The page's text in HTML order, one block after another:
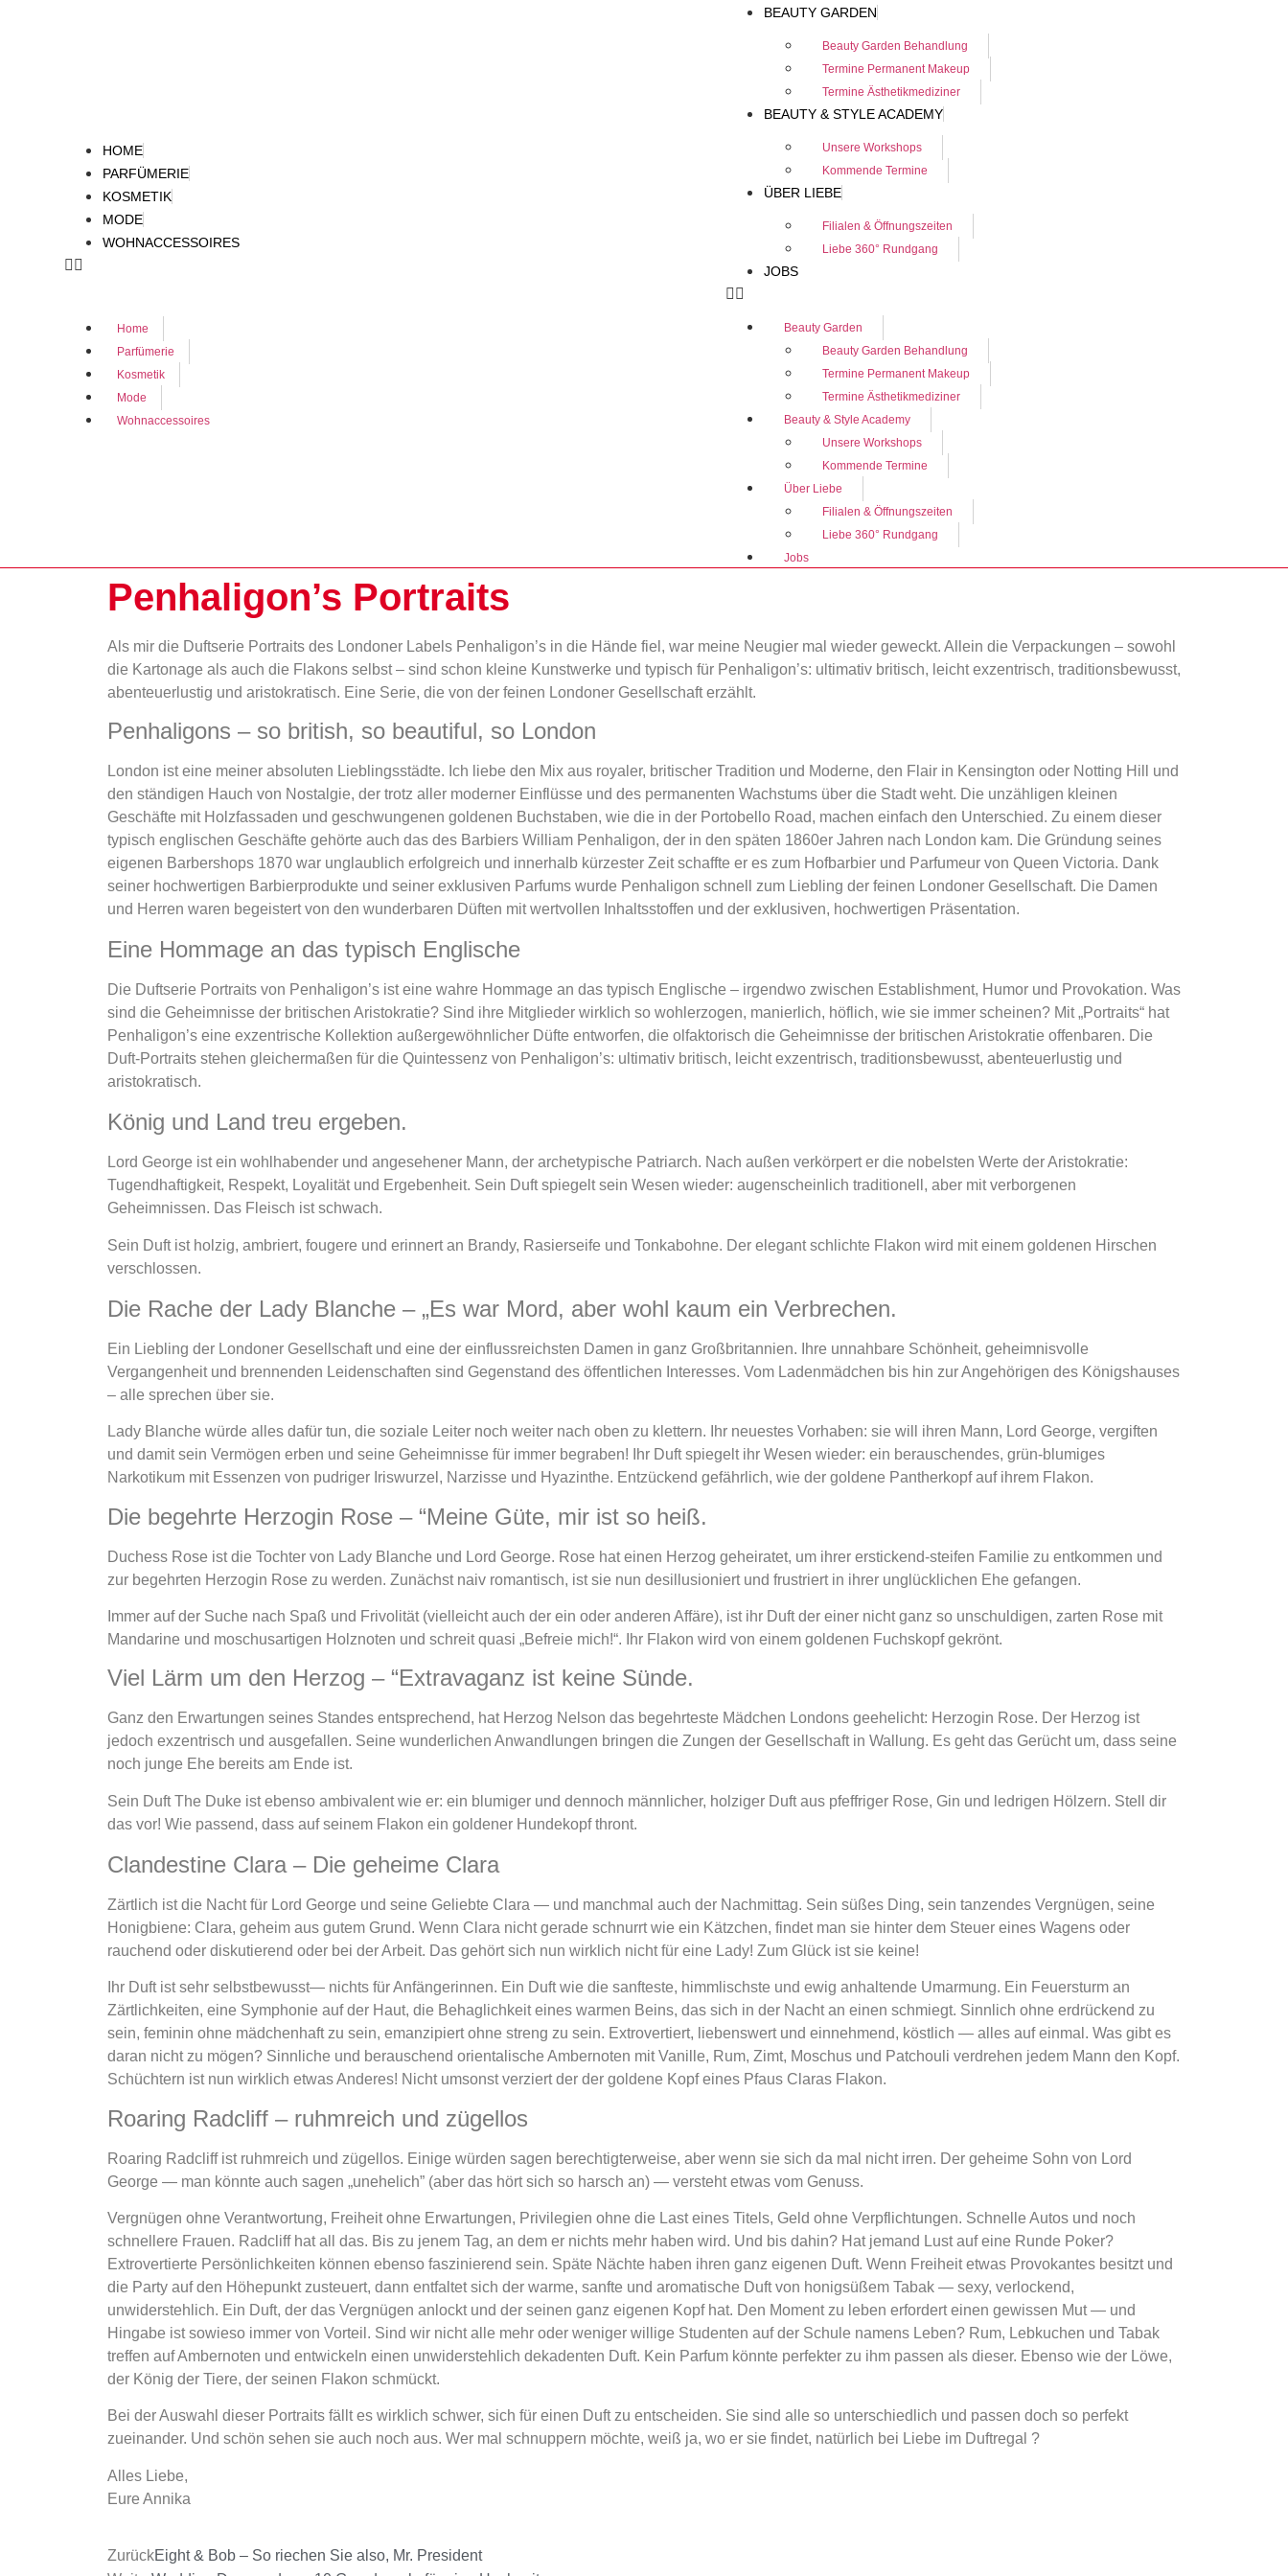
HOME
PARFÜMERIE
KOSMETIK
MODE
WOHNACCESSOIRES
Home
Parfümerie
Kosmetik
Mode
Wohnaccessoires
BEAUTY GARDEN
Beauty Garden Behandlung
Termine Permanent Makeup
Termine Ästhetikmediziner
BEAUTY & STYLE ACADEMY
Unsere Workshops
Kommende Termine
ÜBER LIEBE
Filialen & Öffnungszeiten
Liebe 360° Rundgang
JOBS
Beauty Garden
Beauty Garden Behandlung
Termine Permanent Makeup
Termine Ästhetikmediziner
Beauty & Style Academy
Unsere Workshops
Kommende Termine
Über Liebe
Filialen & Öffnungszeiten
Liebe 360° Rundgang
Jobs
Penhaligon’s Portraits
Als mir die Duftserie Portraits des Londoner Labels Penhaligon’s in die Hände fiel, war meine Neugier mal wieder geweckt. Allein die Verpackungen – sowohl
die Kartonage als auch die Flakons selbst – sind schon kleine Kunstwerke und typisch für Penhaligon’s: ultimativ britisch, leicht exzentrisch, traditionsbewusst,
abenteuerlustig und aristokratisch. Eine Serie, die von der feinen Londoner Gesellschaft erzählt.
Penhaligons – so british, so beautiful, so London
London ist eine meiner absoluten Lieblingsstädte. Ich liebe den Mix aus royaler, britischer Tradition und Moderne, den Flair in Kensington oder Notting Hill und
den ständigen Hauch von Nostalgie, der trotz aller moderner Einflüsse und des permanenten Wachstums über die Stadt weht. Die unzähligen kleinen
Geschäfte mit Holzfassaden und geschwungenen goldenen Buchstaben, wie die in der Portobello Road, machen einfach den Unterschied. Zu einem dieser
typisch englischen Geschäfte gehörte auch das des Barbiers William Penhaligon, der in den späten 1860er Jahren nach London kam. Die Gründung seines
eigenen Barbershops 1870 war unglaublich erfolgreich und innerhalb kürzester Zeit schaffte er es zum Hofbarbier und Parfumeur von Queen Victoria. Dank
seiner hochwertigen Barbierprodukte und seiner exklusiven Parfums wurde Penhaligon schnell zum Liebling der feinen Londoner Gesellschaft. Die Damen
und Herren waren begeistert von den wunderbaren Düften mit wertvollen Inhaltsstoffen und der exklusiven, hochwertigen Präsentation.
Eine Hommage an das typisch Englische
Die Duftserie Portraits von Penhaligon’s ist eine wahre Hommage an das typisch Englische – irgendwo zwischen Establishment, Humor und Provokation. Was
sind die Geheimnisse der britischen Aristokratie? Sind ihre Mitglieder wirklich so wohlerzogen, manierlich, höflich, wie sie immer scheinen? Mit „Portraits“ hat
Penhaligon’s eine exzentrische Kollektion außergewöhnlicher Düfte entworfen, die olfaktorisch die Geheimnisse der britischen Aristokratie offenbaren. Die
Duft-Portraits stehen gleichermaßen für die Quintessenz von Penhaligon’s: ultimativ britisch, leicht exzentrisch, traditionsbewusst, abenteuerlustig und
aristokratisch.
König und Land treu ergeben.
Lord George ist ein wohlhabender und angesehener Mann, der archetypische Patriarch. Nach außen verkörpert er die nobelsten Werte der Aristokratie:
Tugendhaftigkeit, Respekt, Loyalität und Ergebenheit. Sein Duft spiegelt sein Wesen wieder: augenscheinlich traditionell, aber mit verborgenen
Geheimnissen. Das Fleisch ist schwach.
Sein Duft ist holzig, ambriert, fougere und erinnert an Brandy, Rasierseife und Tonkabohne. Der elegant schlichte Flakon wird mit einem goldenen Hirschen
verschlossen.
Die Rache der Lady Blanche – „Es war Mord, aber wohl kaum ein Verbrechen.
Ein Liebling der Londoner Gesellschaft und eine der einflussreichsten Damen in ganz Großbritannien. Ihre unnahbare Schönheit, geheimnisvolle
Vergangenheit und brennenden Leidenschaften sind Gegenstand des öffentlichen Interesses. Vom Ladenmädchen bis hin zur Angehörigen des Königshauses
– alle sprechen über sie.
Lady Blanche würde alles dafür tun, die soziale Leiter noch weiter nach oben zu klettern. Ihr neuestes Vorhaben: sie will ihren Mann, Lord George, vergiften
und damit sein Vermögen erben und seine Geheimnisse für immer begraben! Ihr Duft spiegelt ihr Wesen wieder: ein berauschendes, grün-blumiges
Narkotikum mit Essenzen von pudriger Iriswurzel, Narzisse und Hyazinthe. Entzückend gefährlich, wie der goldene Pantherkopf auf ihrem Flakon.
Die begehrte Herzogin Rose – “Meine Güte, mir ist so heiß.
Duchess Rose ist die Tochter von Lady Blanche und Lord George. Rose hat einen Herzog geheiratet, um ihrer erstickend-steifen Familie zu entkommen und
zur begehrten Herzogin Rose zu werden. Zunächst naiv romantisch, ist sie nun desillusioniert und frustriert in ihrer unglücklichen Ehe gefangen.
Immer auf der Suche nach Spaß und Frivolität (vielleicht auch der ein oder anderen Affäre), ist ihr Duft der einer nicht ganz so unschuldigen, zarten Rose mit
Mandarine und moschusartigen Holznoten und schreit quasi „Befreie mich!“. Ihr Flakon wird von einem goldenen Fuchskopf gekrönt.
Viel Lärm um den Herzog – “Extravaganz ist keine Sünde.
Ganz den Erwartungen seines Standes entsprechend, hat Herzog Nelson das begehrteste Mädchen Londons geehelicht: Herzogin Rose. Der Herzog ist
jedoch exzentrisch und ausgefallen. Seine wunderlichen Anwandlungen bringen die Zungen der Gesellschaft in Wallung. Es geht das Gerücht um, dass seine
noch junge Ehe bereits am Ende ist.
Sein Duft The Duke ist ebenso ambivalent wie er: ein blumiger und dennoch männlicher, holziger Duft aus pfeffriger Rose, Gin und ledrigen Hölzern. Stell dir
das vor! Wie passend, dass auf seinem Flakon ein goldener Hundekopf thront.
Clandestine Clara – Die geheime Clara
Zärtlich ist die Nacht für Lord George und seine Geliebte Clara — und manchmal auch der Nachmittag. Sein süßes Ding, sein tanzendes Vergnügen, seine
Honigbiene: Clara, geheim aus gutem Grund. Wenn Clara nicht gerade schnurrt wie ein Kätzchen, findet man sie hinter dem Steuer eines Wagens oder
rauchend oder diskutierend oder bei der Arbeit. Das gehört sich nun wirklich nicht für eine Lady! Zum Glück ist sie keine!
Ihr Duft ist sehr selbstbewusst— nichts für Anfängerinnen. Ein Duft wie die sanfteste, himmlischste und ewig anhaltende Umarmung. Ein Feuersturm an
Zärtlichkeiten, eine Symphonie auf der Haut, die Behaglichkeit eines warmen Beins, das sich in der Nacht an einen schmiegt. Sinnlich ohne erdrückend zu
sein, feminin ohne mädchenhaft zu sein, emanzipiert ohne streng zu sein. Extrovertiert, liebenswert und einnehmend, köstlich — alles auf einmal. Was gibt es
daran nicht zu mögen? Sinnliche und berauschend orientalische Ambernoten mit Vanille, Rum, Zimt, Moschus und Patchouli verdrehen jedem Mann den Kopf.
Schüchtern ist nun wirklich etwas Anderes! Nicht umsonst verziert der der goldene Kopf eines Pfaus Claras Flakon.
Roaring Radcliff – ruhmreich und zügellos
Roaring Radcliff ist ruhmreich und zügellos. Einige würden sagen berechtigterweise, aber wenn sie sich da mal nicht irren. Der geheime Sohn von Lord
George — man könnte auch sagen „unehelich” (aber das hört sich so harsch an) — versteht etwas vom Genuss.
Vergnügen ohne Verantwortung, Freiheit ohne Erwartungen, Privilegien ohne die Last eines Titels, Geld ohne Verpflichtungen. Schnelle Autos und noch
schnellere Frauen. Radcliff hat all das. Bis zu jenem Tag, an dem er nichts mehr haben wird. Und bis dahin? Hat jemand Lust auf eine Runde Poker?
Extrovertierte Persönlichkeiten können ebenso faszinierend sein. Späte Nächte haben ihren ganz eigenen Duft. Wenn Freiheit etwas Provokantes besitzt und
die Party auf den Höhepunkt zusteuert, dann entfaltet sich der warme, sanfte und aromatische Duft von honigsüßem Tabak — sexy, verlockend,
unwiderstehlich. Ein Duft, der das Vergnügen anlockt und der seinen ganz eigenen Kopf hat. Den Moment zu leben erfordert einen gewissen Mut — und
Hingabe ist sowieso immer von Vorteil. Sind wir nicht alle mehr oder weniger willige Studenten auf der Schule namens Leben? Rum, Lebkuchen und Tabak
treffen auf Ambernoten und entwickeln einen unwiderstehlich dekadenten Duft. Kein Parfum könnte perfekter zu ihm passen als dieser. Ebenso wie der Löwe,
der König der Tiere, der seinen Flakon schmückt.
Bei der Auswahl dieser Portraits fällt es wirklich schwer, sich für einen Duft zu entscheiden. Sie sind alle so unterschiedlich und passen doch so perfekt
zueinander. Und schön sehen sie auch noch aus. Wer mal schnuppern möchte, weiß ja, wo er sie findet, natürlich bei Liebe im Duftregal ?
Alles Liebe,
Eure Annika
ZurückEight & Bob – So riechen Sie also, Mr. President